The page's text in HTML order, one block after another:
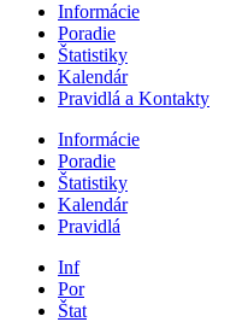
Informácie
Poradie
Štatistiky
Kalendár
Pravidlá a Kontakty
Informácie
Poradie
Štatistiky
Kalendár
Pravidlá
Inf
Por
Štat